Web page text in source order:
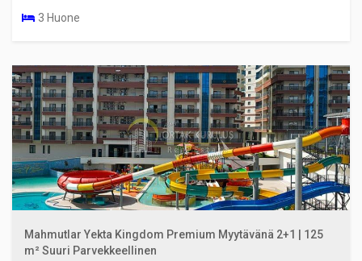
3 Huone
Mahmutlar Yekta Kingdom Premium Myytävänä 2+1 | 125
m² Suuri Parvekkeellinen